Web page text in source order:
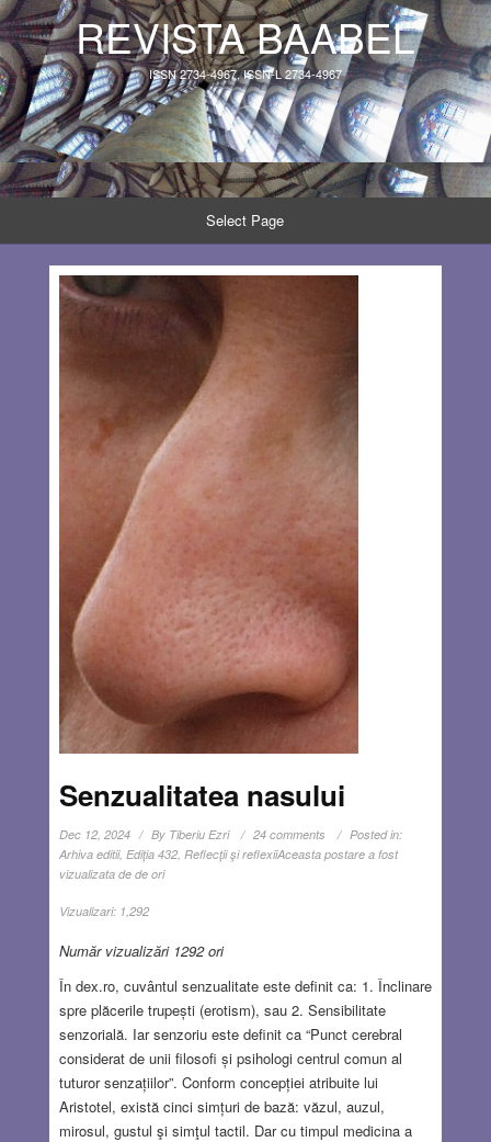
REVISTA BAABEL
ISSN 2734-4967, ISSN-L 2734-4967
Select Page
Senzualitatea nasului
Dec 12, 2024 By Tiberiu Ezri 24 comments
Posted in:
Arhiva editii, Ediţia 432, Reflecţii şi reflexiiAceasta postare a fost
vizualizata de de ori
Vizualizari: 1,292
Număr vizualizări 1292 ori
În dex.ro, cuvântul senzualitate este definit ca: 1. Înclinare
spre plăcerile trupești (erotism), sau 2. Sensibilitate
senzorială. Iar senzoriu este definit ca “Punct cerebral
considerat de unii filosofi și psihologi centrul comun al
tuturor senzațiilor”. Conform concepției atribuite lui
Aristotel, există cinci simțuri de bază: văzul, auzul,
mirosul, gustul şi simţul tactil. Dar cu timpul medicina a